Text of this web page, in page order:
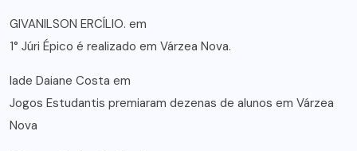
GIVANILSON ERCÍLIO. em
1° Júri Épico é realizado em Várzea Nova.
lade Daiane Costa em
Jogos Estudantis premiaram dezenas de alunos em Várzea
Nova